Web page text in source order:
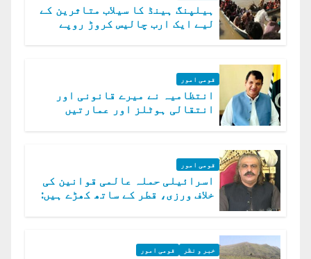
ہیلپنگ ہینڈ کا سیلاب متاثرین کے
لیے ایک ارب چالیس کروڑ روپے
قومی امور
انتظامیہ نے میرے قانونی اور
انتقالی ہوٹلز اور عمارتیں
قومی امور
اسرائیلی حملہ عالمی قوانین کی
خلاف ورزی، قطر کے ساتھ کھڑے ہیں:
خبر و نظر قومی امور